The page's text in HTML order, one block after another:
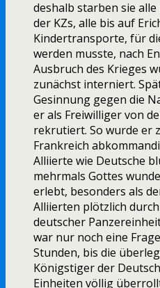
deshalb starben sie
der KZs, alle bis auf
Kindertransporte, für
werden musste, nach
Ausbruch des Krieges
zunächst interniert.
Gesinnung gegen die
er als Freiwilliger von
rekrutiert. So wurde er
Frankreich
Alliierte wie Deutsche
mehrmals Gottes
erlebt, besonders als
Alliierten plötzlich
deutscher
war nur noch eine
Stunden, bis die
Königstiger der
Einheiten völlig